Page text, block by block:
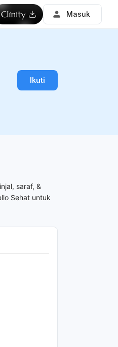
Masuk
Ikuti
saraf, &
Sehat untuk